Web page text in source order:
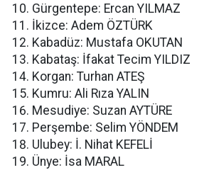
Gürgentepe: Ercan YILMAZ
İkizce: Adem ÖZTÜRK
Kabadüz: Mustafa OKUTAN
Kabataş: İfakat Tecim YILDIZ
Korgan: Turhan ATEŞ
Kumru: Ali Rıza YALIN
Mesudiye: Suzan AYTÜRE
Perşembe: Selim YÖNDEM
Ulubey: İ. Nihat KEFELİ
Ünye: İsa MARAL